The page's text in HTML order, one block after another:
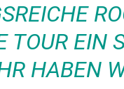
TOUR EIN
HABEN